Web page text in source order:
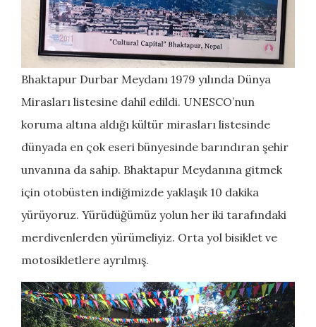
Bhaktapur Durbar Meydanı 1979 yılında Dünya
Mirasları listesine dahil edildi. UNESCO’nun
koruma altına aldığı kültür mirasları listesinde
dünyada en çok eseri bünyesinde barındıran şehir
unvanına da sahip. Bhaktapur Meydanına gitmek
için otobüsten indiğimizde yaklaşık 10 dakika
yürüyoruz. Yürüdüğümüz yolun her iki tarafındaki
merdivenlerden yürümeliyiz. Orta yol bisiklet ve
motosikletlere ayrılmış.